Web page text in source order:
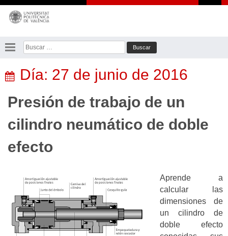
Saltar
contenido
Buscar:
Día: 27 de junio de 2016
Presión de trabajo de un
cilindro neumático de doble
efecto
Aprende a
calcular las
dimensiones de
un cilindro de
doble efecto